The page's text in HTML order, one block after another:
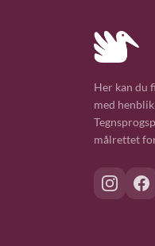
Her kan du
med
målrettet